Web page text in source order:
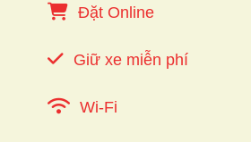
Đặt Online
Giữ xe miễn phí
Wi-Fi